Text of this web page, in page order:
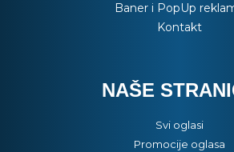
Baner i PopUp
Kontakt
NAŠE
Svi oglasi
Promocije oglasa